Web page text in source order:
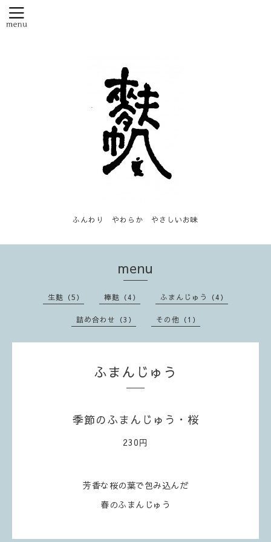
ふんわり やわらか やさしいお味
menu
生麩（5） 棒麩（4） ふまんじゅう（4）
詰め合わせ（3） その他（1）
ふまんじゅう
季節のふまんじゅう・桜
230円
芳香な桜の葉で包み込んだ
春のふまんじゅう